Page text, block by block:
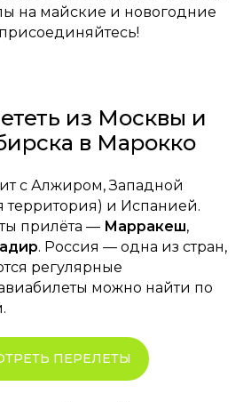
на майские и новогодние
из Москвы и
в Марокко
с Алжиром, Западной
территория) и Испанией.
прилёта — Марракеш,
. Россия — одна из стран,
регулярные
можно найти по
ПЕРЕЛЕТЫ